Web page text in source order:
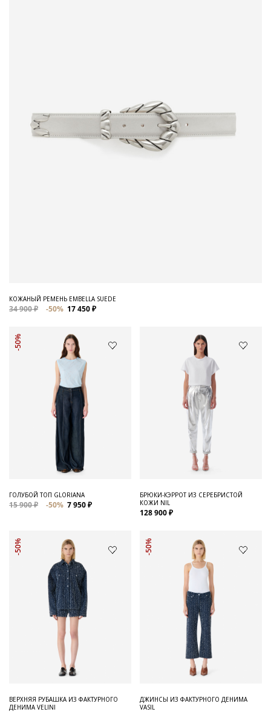
КОЖАНЫЙ РЕМЕНЬ EMBELLA SUEDE
34 900 ₽ -50% 17 450 ₽
-50%
ГОЛУБОЙ ТОП GLORIANA
15 900 ₽ -50% 7 950 ₽
БРЮКИ-КЭРРОТ ИЗ СЕРЕБРИСТОЙ
КОЖИ NIL
128 900 ₽
-50%
ВЕРХНЯЯ РУБАШКА ИЗ ФАКТУРНОГО
ДЕНИМА VELINI
-50%
ДЖИНСЫ ИЗ ФАКТУРНОГО ДЕНИМА
VASIL